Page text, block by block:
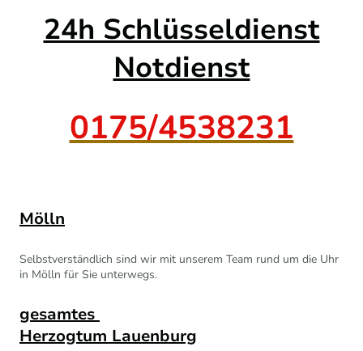
24h Schlüsseldienst
Notdienst
0175/4538231
Mölln
Selbstverständlich sind wir mit unserem Team rund um die Uhr
in Mölln für Sie unterwegs.
gesamtes
Herzogtum Lauenburg